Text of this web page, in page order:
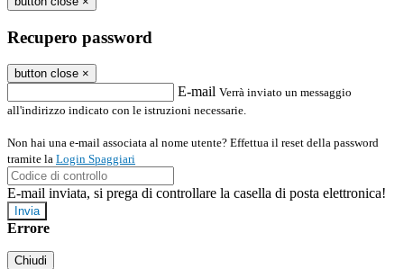
Recupero password
button close ×
E-mail Verrà inviato un messaggio
all'indirizzo indicato con le istruzioni necessarie.
Non hai una e-mail associata al nome utente? Effettua il reset della password
tramite la Login Spaggiari
E-mail inviata, si prega di controllare la casella di posta elettronica!
Errore
Chiudi